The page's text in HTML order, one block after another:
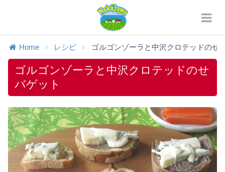
Home レシピ ゴルゴンゾーラと中沢クロテッドのせ
ゴルゴンゾーラと中沢クロテッドのせ
バゲット